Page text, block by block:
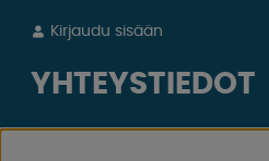
Kirjaudu sisään
YHTEYSTIEDOT